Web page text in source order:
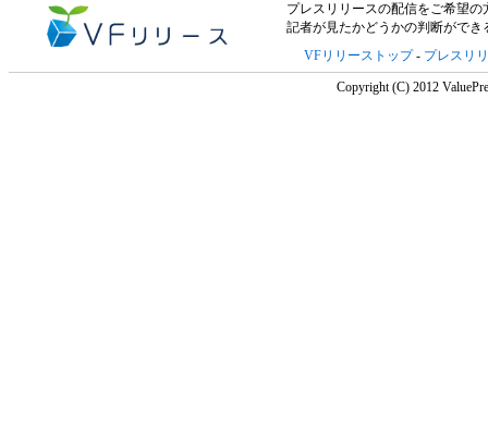
プレスリリースの配信をご希望の
記者が見たかどうかの判断がで
VFリリーストップ- プレスリ
Copyright (C) 2012